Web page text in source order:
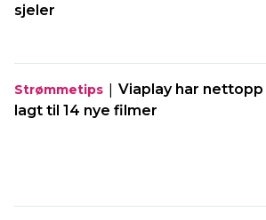
sjeler
Strømmetips | Viaplay har nettopp
lagt til 14 nye filmer